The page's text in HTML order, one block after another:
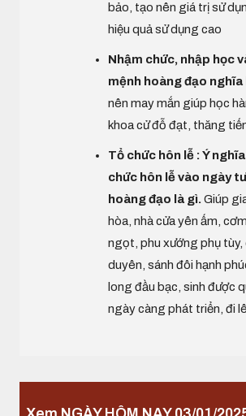
bảo, tạo nên giá trị sử
hiệu quả sử dụng cao
Nhậm chức, nhập học
mệnh hoàng đạo nghĩa
nên may mắn giúp học
khoa cử đỗ đạt, thăng
Tổ chức hôn lễ : Ý
chức hôn lễ vào ngày
hoàng đạo là gì. Giúp
hòa, nhà cửa yên ấm,
ngọt, phu xướng phụ tùy,
duyên, sánh đôi hạnh
long đầu bạc, sinh được
ngày càng phát triển, đi